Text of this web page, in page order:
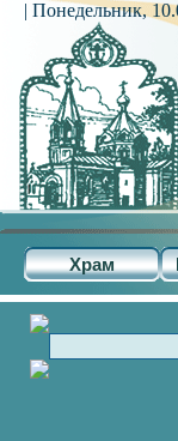
Храм
| Понедельник,